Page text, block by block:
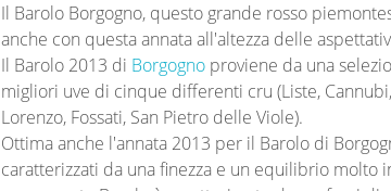
Il Barolo Borgogno, questo grande rosso
anche con questa annata all'altezza delle
Il Barolo 2013 di Borgognoproviene da una
migliori uve di cinque differenti cru (Liste,
Lorenzo, Fossati, San Pietro delle Viole).
Ottima anche l'annata 2013 per il Barolo di
caratterizzati da una finezza e un equilibrio molto